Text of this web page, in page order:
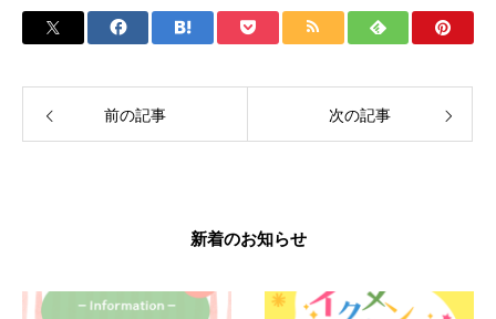
前の記事 次の記事
新着のお知らせ